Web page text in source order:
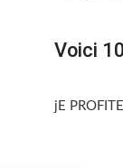
Voici
jE PROFITE